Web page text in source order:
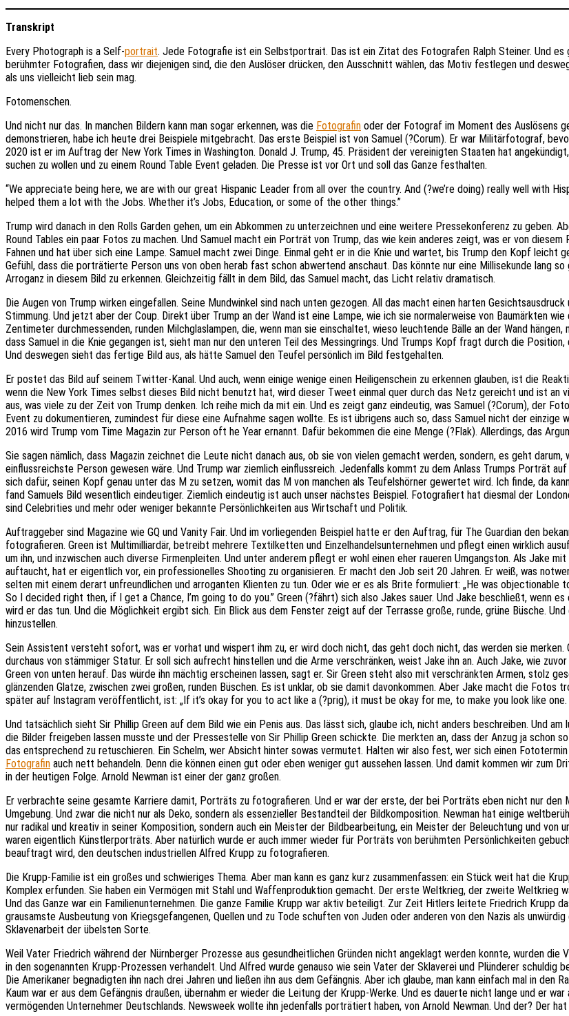
Transkript
Every Photograph is a Self-portrait. Jede Fotografie ist ein Selbstportrait. Das ist ein Zitat des Fotografen Ralph Steiner. Und
berühmter Fotografien, dass wir diejenigen sind, die den Auslöser drücken, den Ausschnitt wählen, das Motiv festlegen und
als uns vielleicht lieb sein mag.
Fotomenschen.
Und nicht nur das. In manchen Bildern kann man sogar erkennen, was die Fotografin oder der Fotograf im Moment des Auslösens
demonstrieren, habe ich heute drei Beispiele mitgebracht. Das erste Beispiel ist von Samuel (?Corum). Er war Militärfotograf,
2020 ist er im Auftrag der New York Times in Washington. Donald J. Trump, 45. Präsident der vereinigten Staaten hat
suchen zu wollen und zu einem Round Table Event geladen. Die Presse ist vor Ort und soll das Ganze festhalten.
“We appreciate being here, we are with our great Hispanic Leader from all over the country. And (?we’re doing) really well with
helped them a lot with the Jobs. Whether it’s Jobs, Education, or some of the other things.”
Trump wird danach in den Rolls Garden gehen, um ein Abkommen zu unterzeichnen und eine weitere Pressekonferenz zu geben.
Round Tables ein paar Fotos zu machen. Und Samuel macht ein Porträt von Trump, das wie kein anderes zeigt, was er von
Fahnen und hat über sich eine Lampe. Samuel macht zwei Dinge. Einmal geht er in die Knie und wartet, bis Trump den Kopf leicht
Gefühl, dass die porträtierte Person uns von oben herab fast schon abwertend anschaut. Das könnte nur eine Millisekunde lang
Arroganz in diesem Bild zu erkennen. Gleichzeitig fällt in dem Bild, das Samuel macht, das Licht relativ dramatisch.
Die Augen von Trump wirken eingefallen. Seine Mundwinkel sind nach unten gezogen. All das macht einen harten
Stimmung. Und jetzt aber der Coup. Direkt über Trump an der Wand ist eine Lampe, wie ich sie normalerweise von Baumärkten
Zentimeter durchmessenden, runden Milchglaslampen, die, wenn man sie einschaltet, wieso leuchtende Bälle an der Wand hängen,
dass Samuel in die Knie gegangen ist, sieht man nur den unteren Teil des Messingrings. Und Trumps Kopf fragt durch die Position,
Und deswegen sieht das fertige Bild aus, als hätte Samuel den Teufel persönlich im Bild festgehalten.
Er postet das Bild auf seinem Twitter-Kanal. Und auch, wenn einige wenige einen Heiligenschein zu erkennen glauben, ist die
wenn die New York Times selbst dieses Bild nicht benutzt hat, wird dieser Tweet einmal quer durch das Netz gereicht und ist an
aus, was viele zu der Zeit von Trump denken. Ich reihe mich da mit ein. Und es zeigt ganz eindeutig, was Samuel (?Corum), der
Event zu dokumentieren, zumindest für diese eine Aufnahme sagen wollte. Es ist übrigens auch so, dass Samuel nicht der einzige
2016 wird Trump vom Time Magazin zur Person oft he Year ernannt. Dafür bekommen die eine Menge (?Flak). Allerdings, das
Sie sagen nämlich, dass Magazin zeichnet die Leute nicht danach aus, ob sie von vielen gemacht werden, sondern, es geht darum,
einflussreichste Person gewesen wäre. Und Trump war ziemlich einflussreich. Jedenfalls kommt zu dem Anlass Trumps Porträt
sich dafür, seinen Kopf genau unter das M zu setzen, womit das M von manchen als Teufelshörner gewertet wird. Ich finde, da
fand Samuels Bild wesentlich eindeutiger. Ziemlich eindeutig ist auch unser nächstes Beispiel. Fotografiert hat diesmal der
sind Celebrities und mehr oder weniger bekannte Persönlichkeiten aus Wirtschaft und Politik.
Auftraggeber sind Magazine wie GQ und Vanity Fair. Und im vorliegenden Beispiel hatte er den Auftrag, für The Guardian den
fotografieren. Green ist Multimilliardär, betreibt mehrere Textilketten und Einzelhandelsunternehmen und pflegt einen wirklich
um ihn, und inzwischen auch diverse Firmenpleiten. Und unter anderem pflegt er wohl einen eher raueren Umgangston. Als Jake
auftaucht, hat er eigentlich vor, ein professionelles Shooting zu organisieren. Er macht den Job seit 20 Jahren. Er weiß, was
selten mit einem derart unfreundlichen und arroganten Klienten zu tun. Oder wie er es als Brite formuliert: „He was
So I decided right then, if I get a Chance, I’m going to do you.” Green (?fährt) sich also Jakes sauer. Und Jake beschließt, wenn
wird er das tun. Und die Möglichkeit ergibt sich. Ein Blick aus dem Fenster zeigt auf der Terrasse große, runde, grüne Büsche.
hinzustellen.
Sein Assistent versteht sofort, was er vorhat und wispert ihm zu, er wird doch nicht, das geht doch nicht, das werden sie
durchaus von stämmiger Statur. Er soll sich aufrecht hinstellen und die Arme verschränken, weist Jake ihn an. Auch Jake, wie
Green von unten herauf. Das würde ihn mächtig erscheinen lassen, sagt er. Sir Green steht also mit verschränkten Armen, stolz
glänzenden Glatze, zwischen zwei großen, runden Büschen. Es ist unklar, ob sie damit davonkommen. Aber Jake macht die Fotos
später auf Instagram veröffentlicht, ist: „If it’s okay for you to act like a (?prig), it must be okay for me, to make you look like
Und tatsächlich sieht Sir Phillip Green auf dem Bild wie ein Penis aus. Das lässt sich, glaube ich, nicht anders beschreiben. Und
die Bilder freigeben lassen musste und der Pressestelle von Sir Phillip Green schickte. Die merkten an, dass der Anzug ja schon
das entsprechend zu retuschieren. Ein Schelm, wer Absicht hinter sowas vermutet. Halten wir also fest, wer sich einen
Fotografin auch nett behandeln. Denn die können einen gut oder eben weniger gut aussehen lassen. Und damit kommen wir zum
in der heutigen Folge. Arnold Newman ist einer der ganz großen.
Er verbrachte seine gesamte Karriere damit, Porträts zu fotografieren. Und er war der erste, der bei Porträts eben nicht nur den
Umgebung. Und zwar die nicht nur als Deko, sondern als essenzieller Bestandteil der Bildkomposition. Newman hat einige
nur radikal und kreativ in seiner Komposition, sondern auch ein Meister der Bildbearbeitung, ein Meister der Beleuchtung und von
waren eigentlich Künstlerporträts. Aber natürlich wurde er auch immer wieder für Porträts von berühmten Persönlichkeiten
beauftragt wird, den deutschen industriellen Alfred Krupp zu fotografieren.
Die Krupp-Familie ist ein großes und schwieriges Thema. Aber man kann es ganz kurz zusammenfassen: ein Stück weit hat die
Komplex erfunden. Sie haben ein Vermögen mit Stahl und Waffenproduktion gemacht. Der erste Weltkrieg, der zweite Weltkrieg
Und das Ganze war ein Familienunternehmen. Die ganze Familie Krupp war aktiv beteiligt. Zur Zeit Hitlers leitete Friedrich Krupp
grausamste Ausbeutung von Kriegsgefangenen, Quellen und zu Tode schuften von Juden oder anderen von den Nazis als
Sklavenarbeit der übelsten Sorte.
Weil Vater Friedrich während der Nürnberger Prozesse aus gesundheitlichen Gründen nicht angeklagt werden konnte, wurden die
in den sogenannten Krupp-Prozessen verhandelt. Und Alfred wurde genauso wie sein Vater der Sklaverei und Plünderer schuldig
Die Amerikaner begnadigten ihn nach drei Jahren und ließen ihn aus dem Gefängnis. Aber ich glaube, man kann einfach mal in den
Kaum war er aus dem Gefängnis draußen, übernahm er wieder die Leitung der Krupp-Werke. Und es dauerte nicht lange und er
vermögenden Unternehmer Deutschlands. Newsweek wollte ihn jedenfalls porträtiert haben, von Arnold Newman. Und der? Der